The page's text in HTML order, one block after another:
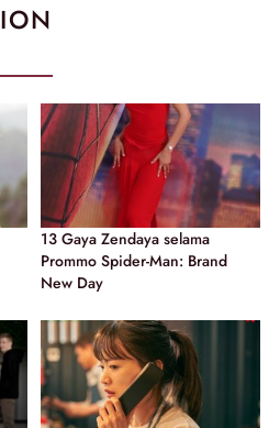
13 Gaya Zendaya selama
Prommo Spider-Man: Brand
New Day